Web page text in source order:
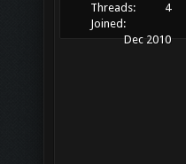
Threads:
4
Joined:
Dec 2010